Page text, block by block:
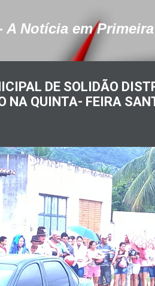
A Notícia em
DE SOLIDÃO
NA QUINTA- FEIRA